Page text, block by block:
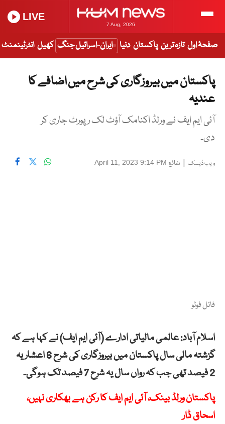
7 Aug, 2026
LIVE
صفحۂ اول تازہ ترین پاکستان دنیا ایران-اسرائیل جنگ کھیل انٹرٹینمنٹ
پاکستان میں بیروزگاری کی شرح میں اضافے کا
عندیہ
آئی ایم ایف نے ورلڈ اکنامک آؤٹ لک رپورٹ جاری کر
دی۔
ویب ڈیسک | شائع April 11, 2023 9:14 PM
فائل فوٹو
اسلام آباد: عالمی مالیاتی ادارے (آئی ایم ایف) نے کہا ہے کہ
گزشتہ مالی سال پاکستان میں بیروزگاری کی شرح 6 اعشاریہ
2 فیصد تھی جب کہ رواں سال یہ شرح 7 فیصد تک ہوگی۔
پاکستان ورلڈ بینک، آئی ایم ایف کا رکن ہے بھکاری نہیں،
اسحاق ڈار